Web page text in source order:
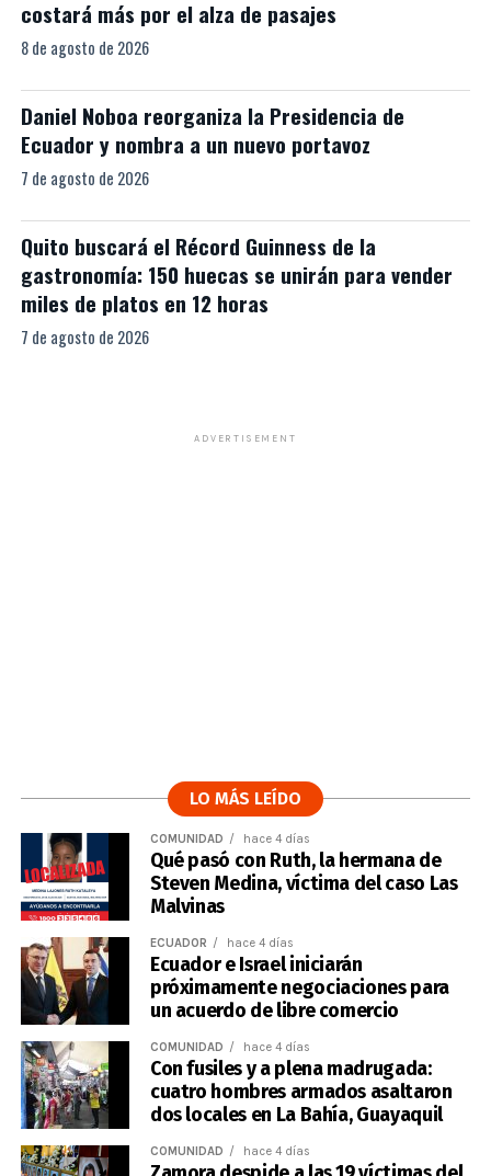
costará más por el alza de pasajes
8 de agosto de 2026
Daniel Noboa reorganiza la Presidencia de
Ecuador y nombra a un nuevo portavoz
7 de agosto de 2026
Quito buscará el Récord Guinness de la
gastronomía: 150 huecas se unirán para vender
miles de platos en 12 horas
7 de agosto de 2026
ADVERTISEMENT
LO MÁS LEÍDO
COMUNIDAD hace 4 días
Qué pasó con Ruth, la hermana de
Steven Medina, víctima del caso Las
Malvinas
ECUADOR hace 4 días
Ecuador e Israel iniciarán
próximamente negociaciones para
un acuerdo de libre comercio
COMUNIDAD hace 4 días
Con fusiles y a plena madrugada:
cuatro hombres armados asaltaron
dos locales en La Bahía, Guayaquil
COMUNIDAD hace 4 días